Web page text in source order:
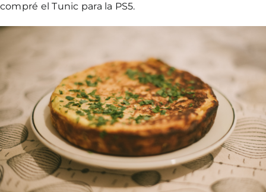
compré elTunic para la PS5.